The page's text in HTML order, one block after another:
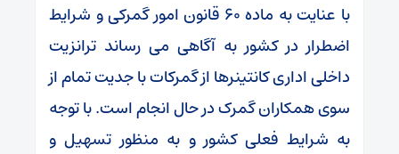
با عنایت به ماده ۶۰ قانون امور گمرکی و شرایط
اضطرار در کشور به آگاهی می رساند ترانزیت
داخلی اداری کانتینر‌ها از گمرکات با جدیت تمام از
سوی همکاران گمرک در حال انجام است. با توجه
به شرایط فعلی کشور و به منظور تسهیل و